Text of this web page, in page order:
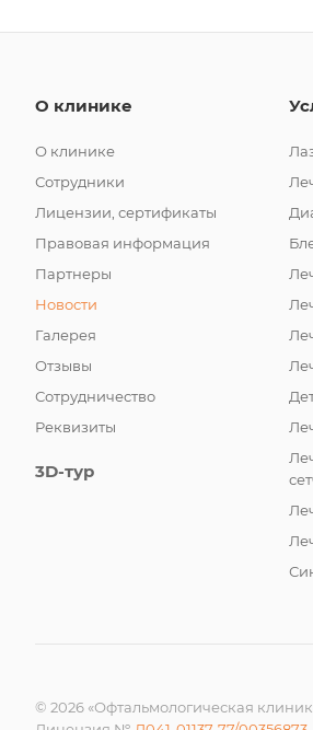
О клинике
О клинике
Сотрудники
Лицензии, сертификаты
Правовая информация
Партнеры
Новости
Галерея
Отзывы
Сотрудничество
Реквизиты
3D-тур
© 2026 «Офтальмологическая